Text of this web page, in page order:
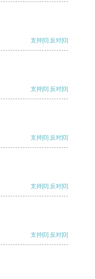
支持[0] 反对[0]
支持[0] 反对[0]
支持[0] 反对[0]
支持[0] 反对[0]
支持[0] 反对[0]